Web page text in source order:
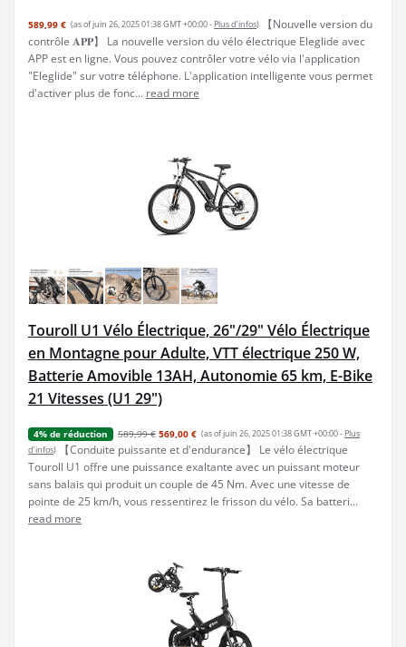
589,99 € (as of juin 26, 2025 01:38 GMT +00:00 - Plus d’infos)
【Nouvelle version du
contrôle 𝐀𝐏𝐏】 La nouvelle version du vélo électrique Eleglide avec
APP est en ligne. Vous pouvez contrôler votre vélo via l'application
"Eleglide" sur votre téléphone. L'application intelligente vous permet
d'activer plus de fonc... read more
Touroll U1 Vélo Électrique, 26"/29" Vélo Électrique
en Montagne pour Adulte, VTT électrique 250 W,
Batterie Amovible 13AH, Autonomie 65 km, E-Bike
21 Vitesses (U1 29")
4% de réduction 589,99 € 569,00 € (as of juin 26, 2025 01:38 GMT +00:00 - Plus
d’infos)
【Conduite puissante et d'endurance】 Le vélo électrique
Touroll U1 offre une puissance exaltante avec un puissant moteur
sans balais qui produit un couple de 45 Nm. Avec une vitesse de
pointe de 25 km/h, vous ressentirez le frisson du vélo. Sa batteri...
read more